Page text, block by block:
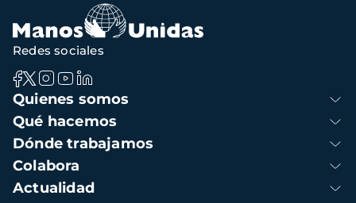
Navegación
principal
Quienes somos
Qué hacemos
Dónde trabajamos
Colabora
Actualidad
Redes sociales